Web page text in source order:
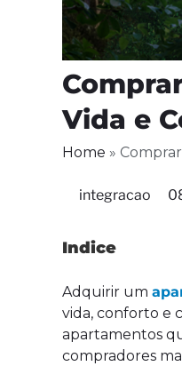
Vida e
Home »
integracao
Indice
Adquirir um
vida, conforto e
apartamentos
compradores